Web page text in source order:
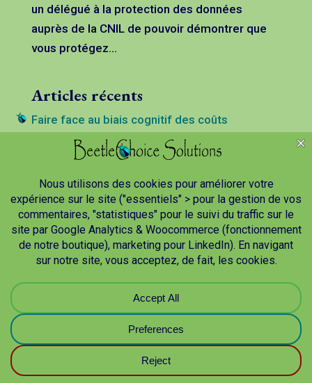
un délégué à la protection des données
auprès de la CNIL de pouvoir démontrer que
vous protégez...
Articles récents
Faire face au biais cognitif des coûts
irrécupérables
Le PMO et ses contributions opérationnelles,
stratégiques et orientées valeur
Tous Managers chef de projet et leader
Les niveaux logiques de Dilts
Manager et collaborateur sous le prisme du
profil « taoïste »